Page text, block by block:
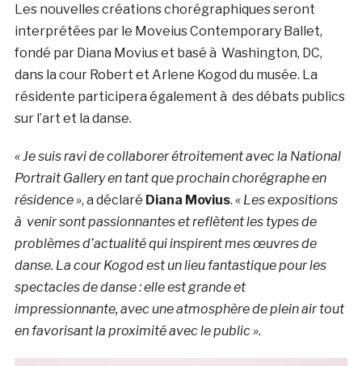
Les nouvelles créations chorégraphiques seront
interprétées par le Moveius Contemporary Ballet,
fondé par Diana Movius et basé à Washington, DC,
dans la cour Robert et Arlene Kogod du musée. La
résidente participera également à des débats publics
sur l’art et la danse.
« Je suis ravi de collaborer étroitement avec la National
Portrait Gallery en tant que prochain chorégraphe en
résidence », a déclaré Diana Movius. « Les expositions
à venir sont passionnantes et reflètent les types de
problèmes d’actualité qui inspirent mes œuvres de
danse. La cour Kogod est un lieu fantastique pour les
spectacles de danse : elle est grande et
impressionnante, avec une atmosphère de plein air tout
en favorisant la proximité avec le public ».